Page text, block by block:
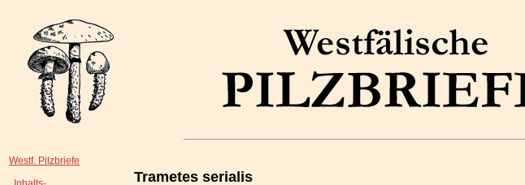
Westf. Pilzbriefe
Trametes serialis